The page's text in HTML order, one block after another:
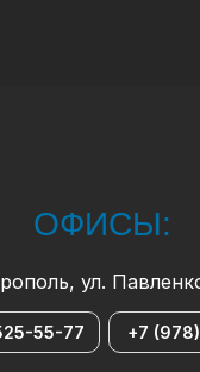
ул.
ОФИСЫ:
+7
55-77